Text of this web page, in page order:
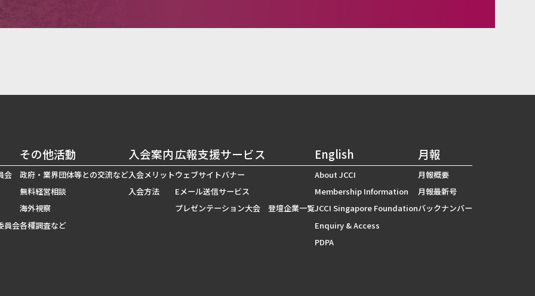
会
員会
その他活動
政府・業界団体等との交流など
無料経営相談
海外視察
各種調査など
入会案内
入会メリット
入会方法
広報支援サービス
ウェブサイトバナー
Eメール送信サービス
プレゼンテーション大会 登壇企業一覧
English
About JCCI
Membership Information
JCCI Singapore Foundation
Enquiry & Access
PDPA
月報
月報概要
月報最新号
バックナンバー